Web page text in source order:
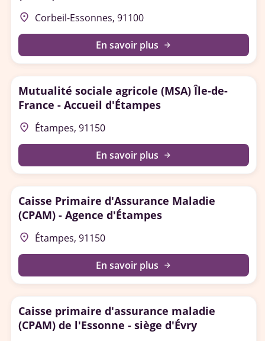
Essonnes
place Corbeil-Essonnes, 91100
En savoir plus arrow_forward
Mutualité sociale agricole (MSA) Île-de-
France - Accueil d'Étampes
place Étampes, 91150
En savoir plus arrow_forward
Caisse Primaire d'Assurance Maladie
(CPAM) - Agence d'Étampes
place Étampes, 91150
En savoir plus arrow_forward
Caisse primaire d'assurance maladie
(CPAM) de l'Essonne - siège d'Évry